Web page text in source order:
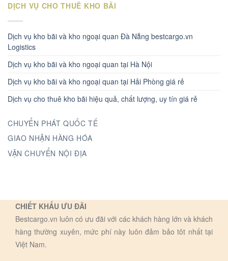
DỊCH VỤ CHO THUÊ KHO BÃI
Dịch vụ kho bãi và kho ngoại quan Đà Nẵng bestcargo.vn
Logistics
Dịch vụ kho bãi và kho ngoại quan tại Hà Nội
Dịch vụ kho bãi và kho ngoại quan tại Hải Phòng giá rẻ
Dịch vụ cho thuê kho bãi hiệu quả, chất lượng, uy tín giá rẻ
CHUYỂN PHÁT QUỐC TẾ
GIAO NHẬN HÀNG HÓA
VẬN CHUYỂN NỘI ĐỊA
CHIẾT KHẤU ƯU ĐÃI
Bestcargo.vn luôn có ưu đãi với các khách hàng lớn và khách
hàng thường xuyên, mức phí này luôn đảm bảo tôt nhất tại
Việt Nam.